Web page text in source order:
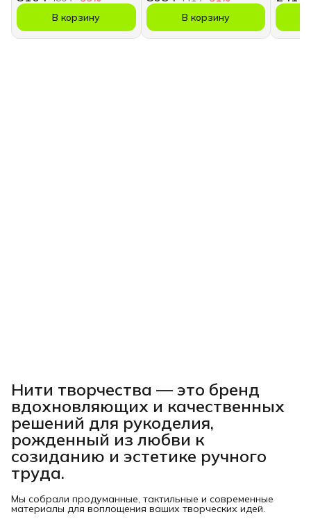
В корзину
В корзину
Нити творчества — это бренд
вдохновляющих и качественных
решений для рукоделия,
рожденный из любви к
созиданию и эстетике ручного
труда.
Мы собрали продуманные, тактильные и современные
материалы для воплощения ваших творческих идей.